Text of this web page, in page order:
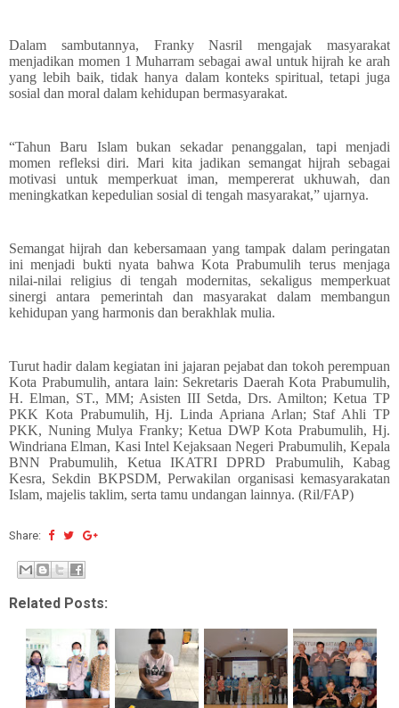
Dalam sambutannya, Franky Nasril mengajak masyarakat
menjadikan momen 1 Muharram sebagai awal untuk hijrah ke arah
yang lebih baik, tidak hanya dalam konteks spiritual, tetapi juga
sosial dan moral dalam kehidupan bermasyarakat.
“Tahun Baru Islam bukan sekadar penanggalan, tapi menjadi
momen refleksi diri. Mari kita jadikan semangat hijrah sebagai
motivasi untuk memperkuat iman, mempererat ukhuwah, dan
meningkatkan kepedulian sosial di tengah masyarakat,” ujarnya.
Semangat hijrah dan kebersamaan yang tampak dalam peringatan
ini menjadi bukti nyata bahwa Kota Prabumulih terus menjaga
nilai-nilai religius di tengah modernitas, sekaligus memperkuat
sinergi antara pemerintah dan masyarakat dalam membangun
kehidupan yang harmonis dan berakhlak mulia.
Turut hadir dalam kegiatan ini jajaran pejabat dan tokoh perempuan
Kota Prabumulih, antara lain: Sekretaris Daerah Kota Prabumulih,
H. Elman, ST., MM; Asisten III Setda, Drs. Amilton; Ketua TP
PKK Kota Prabumulih, Hj. Linda Apriana Arlan; Staf Ahli TP
PKK, Nuning Mulya Franky; Ketua DWP Kota Prabumulih, Hj.
Windriana Elman, Kasi Intel Kejaksaan Negeri Prabumulih, Kepala
BNN Prabumulih, Ketua IKATRI DPRD Prabumulih, Kabag
Kesra, Sekdin BKPSDM, Perwakilan organisasi kemasyarakatan
Islam, majelis taklim, serta tamu undangan lainnya. (Ril/FAP)
Share:
Related Posts: